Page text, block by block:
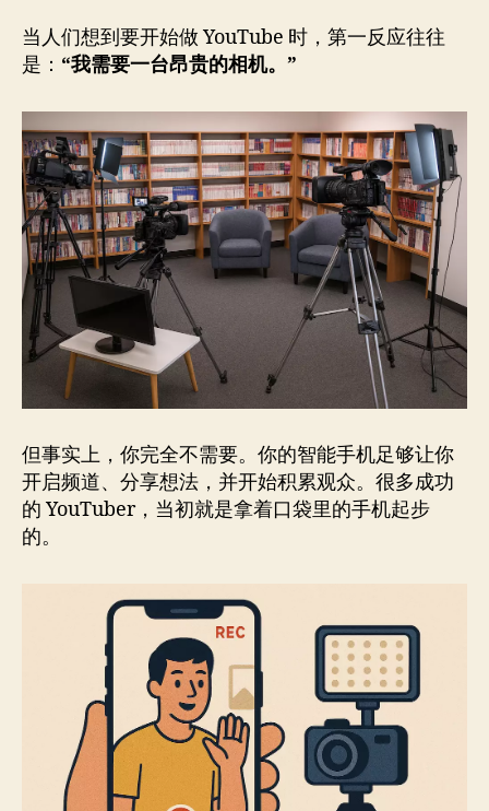
当人们想到要开始做 YouTube 时，第一反应往往
是： “我需要一台昂贵的相机。”
但事实上，你完全不需要。你的智能手机足够让你
开启频道、分享想法，并开始积累观众。很多成功
的 YouTuber，当初就是拿着口袋里的手机起步
的。